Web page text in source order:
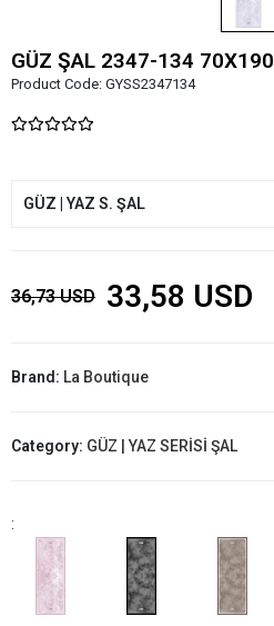
GÜZ ŞAL 2347-134 70X190
Product Code: GYSS2347134
GÜZ | YAZ S. ŞAL
36,73 USD 33,58 USD
Brand: La Boutique
Category: GÜZ | YAZ SERİSİ ŞAL
: